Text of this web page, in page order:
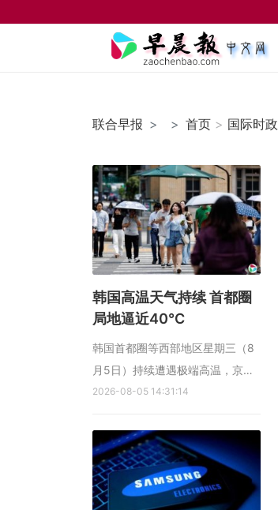
联合早报 首页 > 国际时政
韩国高温天气持续 首都圈
局地逼近40℃
韩国首都圈等西部地区星期三（8
月5日）持续遭遇极端高温，京畿
道多地最高气温预计达39摄氏
地区逼近40摄氏度。 韩联社报
道，韩国气象厅说，北太平洋高压
盘踞于东部海域，在其边缘东风影
响下，气流翻越山地形成焚风效
2026-08-05 14:31:14